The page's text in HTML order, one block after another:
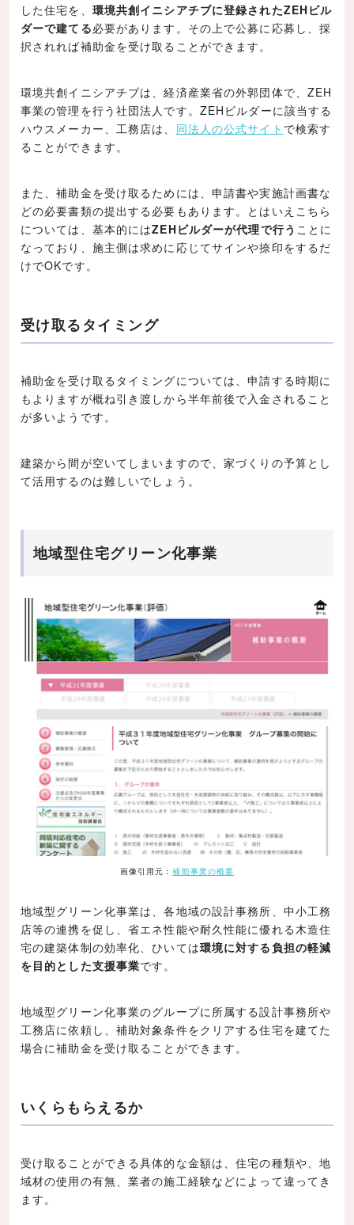
した住宅を、 環境共創イニシアチブに登録されたZEHビル
ダーで建てる必要があります。その上で公募に応募し、採
択されれば補助金を受け取ることができます。
環境共創イニシアチブは、経済産業省の外郭団体で、ZEH
事業の管理を行う社団法人です。ZEHビルダーに該当する
ハウスメーカー、工務店は、 同法人の公式サイト で検索す
ることができます。
また、補助金を受け取るためには、申請書や実施計画書な
どの必要書類の提出する必要もあります。とはいえこちら
については、基本的にはZEHビルダーが代理で行う ことに
なっており、施主側は求めに応じてサインや捺印をするだ
けでOKです。
受け取るタイミング
補助金を受け取るタイミングについては、申請する時期に
もよりますが概ね引き渡しから半年前後で入金されること
が多いようです。
建築から間が空いてしまいますので、家づくりの予算とし
て活用するのは難しいでしょう。
地域型住宅グリーン化事業
画像引用元：補助事業の概要
地域型グリーン化事業は、各地域の設計事務所、中小工務
店等の連携を促し、省エネ性能や耐久性能に優れる木造住
宅の建築体制の効率化、ひいては環境に対する負担の軽減
を目的とした支援事業です。
地域型グリーン化事業のグループに所属する設計事務所や
工務店に依頼し、補助対象条件をクリアする住宅を建てた
場合に補助金を受け取ることができます。
いくらもらえるか
受け取ることができる具体的な金額は、住宅の種類や、地
域材の使用の有無、業者の施工経験などによって違ってき
ます。